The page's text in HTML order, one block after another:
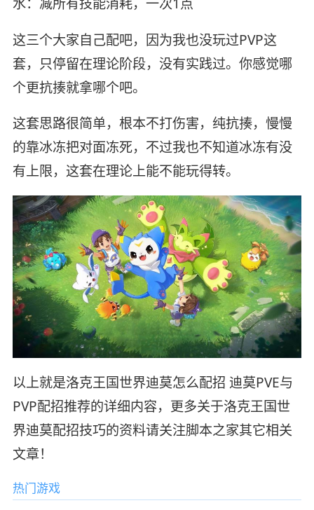
这三个大家自己配吧，因为我也没玩过PVP这
套，只停留在理论阶段，没有实践过。你感觉哪
个更抗揍就拿哪个吧。
这套思路很简单，根本不打伤害，纯抗揍，慢慢
的靠冰冻把对面冻死，不过我也不知道冰冻有没
有上限，这套在理论上能不能玩得转。
以上就是洛克王国世界迪莫怎么配招 迪莫PVE与
PVP配招推荐的详细内容，更多关于洛克王国世
界迪莫配招技巧的资料请关注脚本之家其它相关
文章！
热门游戏